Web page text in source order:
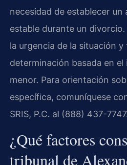
necesidad de establecer un
estable durante un
la urgencia de la situación y
determinación basada en
menor. Para orientación
específica, comuníquese
SRIS, P.C. al (888) 437-
¿Qué factores
tribunal de